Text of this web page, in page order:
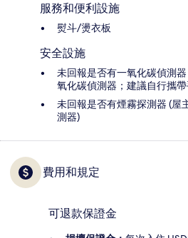
服務和便利設施
熨斗/燙衣板
安全設施
未回報是否有一氧化碳偵測
氧化碳偵測器；建議自行攜
未回報是否有煙霧探測器 (屋
測器)
費用和規定
可退款保證金